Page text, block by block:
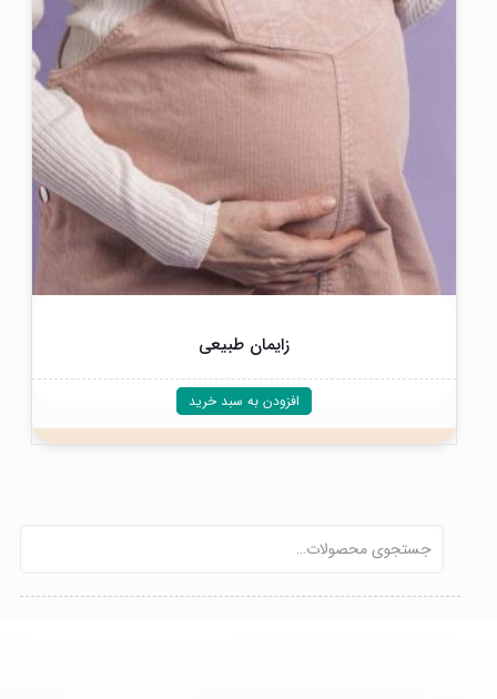
زایمان طبیعی
افزودن به سبد خرید